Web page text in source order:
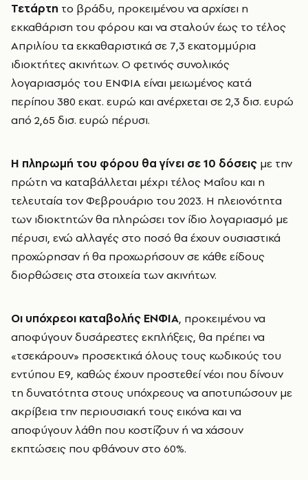
Τετάρτη το βράδυ, προκειμένου να αρχίσει η
εκκαθάριση του φόρου και να σταλούν έως το τέλος
Απριλίου τα εκκαθαριστικά σε 7,3 εκατομμύρια
ιδιοκτήτες ακινήτων. Ο φετινός συνολικός
λογαριασμός του ΕΝΦΙΑ είναι μειωμένος κατά
περίπου 380 εκατ. ευρώ και ανέρχεται σε 2,3 δισ. ευρώ
από 2,65 δισ. ευρώ πέρυσι.
Η πληρωμή του φόρου θα γίνει σε 10 δόσεις με την
πρώτη να καταβάλλεται μέχρι τέλος Μαΐου και η
τελευταία τον Φεβρουάριο του 2023. Η πλειονότητα
των ιδιοκτητών θα πληρώσει τον ίδιο λογαριασμό με
πέρυσι, ενώ αλλαγές στο ποσό θα έχουν ουσιαστικά
προχώρησαν ή θα προχωρήσουν σε κάθε είδους
διορθώσεις στα στοιχεία των ακινήτων.
Οι υπόχρεοι καταβολής ΕΝΦΙΑ, προκειμένου να
αποφύγουν δυσάρεστες εκπλήξεις, θα πρέπει να
«τσεκάρουν» προσεκτικά όλους τους κωδικούς του
εντύπου Ε9, καθώς έχουν προστεθεί νέοι που δίνουν
τη δυνατότητα στους υπόχρεους να αποτυπώσουν με
ακρίβεια την περιουσιακή τους εικόνα και να
αποφύγουν λάθη που κοστίζουν ή να χάσουν
εκπτώσεις που φθάνουν στο 60%.